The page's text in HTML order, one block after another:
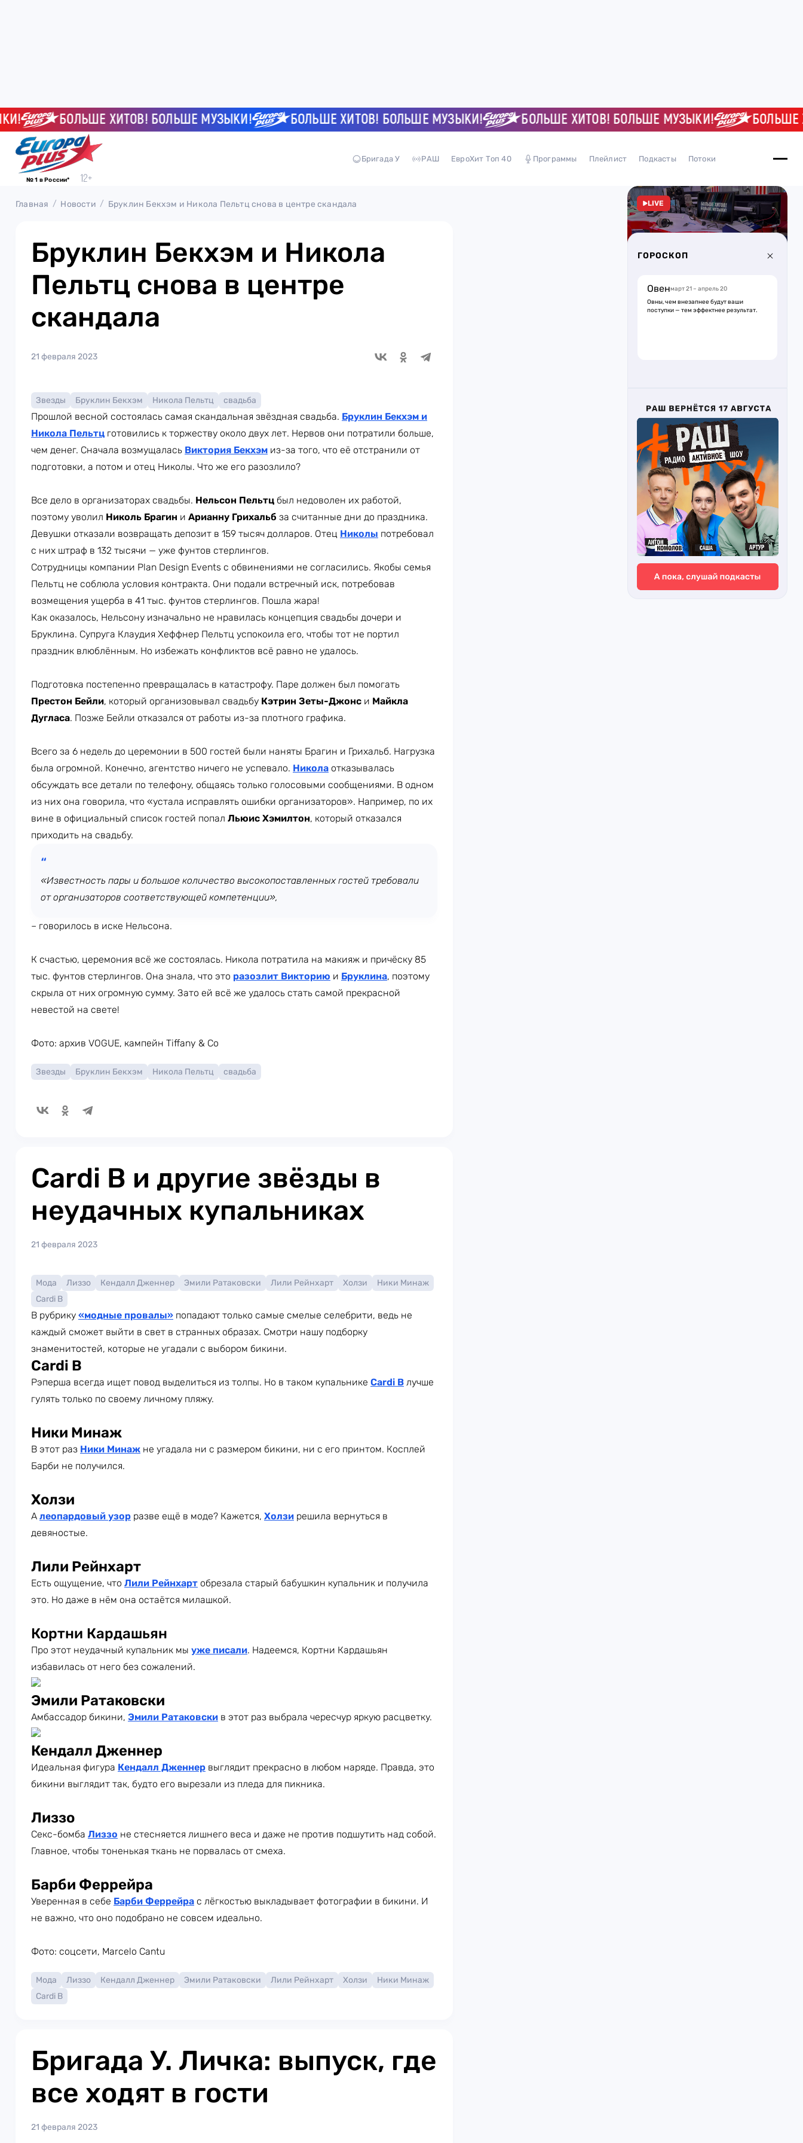
БОЛЬШЕ ХИТОВ! БОЛЬШЕ МУЗЫКИ! БОЛЬШЕ ХИТОВ! БОЛЬШЕ МУЗЫКИ! БОЛЬШЕ ХИТОВ! БОЛЬШЕ МУЗЫКИ! БОЛЬШЕ
№ 1 в России*
Бригада У РАШ ЕвроХит Топ 40 Программы Плейлист Подкасты Потоки
Главная Новости Бруклин Бекхэм и Никола Пельтц снова в центре скандала
Бруклин Бекхэм и Никола
Пельтц снова в центре
скандала
21 февраля 2023
Звезды Бруклин Бекхэм Никола Пельтц свадьба
Прошлой весной состоялась самая скандальная звёздная свадьба. Бруклин Бекхэм и
Никола Пельтц готовились к торжеству около двух лет. Нервов они потратили больше,
чем денег. Сначала возмущалась Виктория Бекхэм из-за того, что её отстранили от
подготовки, а потом и отец Николы. Что же его разозлило?
Все дело в организаторах свадьбы. Нельсон Пельтц был недоволен их работой,
поэтому уволил Николь Брагин и Арианну Грихальб за считанные дни до праздника.
Девушки отказали возвращать депозит в 159 тысяч долларов. Отец Николы потребовал
с них штраф в 132 тысячи — уже фунтов стерлингов.
Сотрудницы компании Plan Design Events с обвинениями не согласились. Якобы семья
Пельтц не соблюла условия контракта. Они подали встречный иск, потребовав
возмещения ущерба в 41 тыс. фунтов стерлингов. Пошла жара!
Как оказалось, Нельсону изначально не нравилась концепция свадьбы дочери и
Бруклина. Супруга Клаудия Хеффнер Пельтц успокоила его, чтобы тот не портил
праздник влюблённым. Но избежать конфликтов всё равно не удалось.
Подготовка постепенно превращалась в катастрофу. Паре должен был помогать
Престон Бейли, который организовывал свадьбу Кэтрин Зеты-Джонс и Майкла
Дугласа. Позже Бейли отказался от работы из-за плотного графика.
Всего за 6 недель до церемонии в 500 гостей были наняты Брагин и Грихальб. Нагрузка
была огромной. Конечно, агентство ничего не успевало. Никола отказывалась
обсуждать все детали по телефону, общаясь только голосовыми сообщениями. В одном
из них она говорила, что «устала исправлять ошибки организаторов». Например, по их
вине в официальный список гостей попал Льюис Хэмилтон, который отказался
приходить на свадьбу.
«Известность пары и большое количество высокопоставленных гостей требовали
от организаторов соответствующей компетенции»,
– говорилось в иске Нельсона.
К счастью, церемония всё же состоялась. Никола потратила на макияж и причёску 85
тыс. фунтов стерлингов. Она знала, что это разозлит Викторию и Бруклина, поэтому
скрыла от них огромную сумму. Зато ей всё же удалось стать самой прекрасной
невестой на свете!
Фото: архив VOGUE, кампейн Tiffany & Co
Звезды Бруклин Бекхэм Никола Пельтц свадьба
Cardi B и другие звёзды в
неудачных купальниках
21 февраля 2023
Мода Лиззо Кендалл Дженнер Эмили Ратаковски Лили Рейнхарт Холзи
Ники Минаж
Cardi B
В рубрику «модные провалы» попадают только самые смелые селебрити, ведь не
каждый сможет выйти в свет в странных образах. Смотри нашу подборку
знаменитостей, которые не угадали с выбором бикини.
Cardi B
Рэперша всегда ищет повод выделиться из толпы. Но в таком купальнике Cardi B лучше
гулять только по своему личному пляжу.
Ники Минаж
В этот раз Ники Минаж не угадала ни с размером бикини, ни с его принтом. Косплей
Барби не получился.
Холзи
А леопардовый узор разве ещё в моде? Кажется, Холзи решила вернуться в
девяностые.
Лили Рейнхарт
Есть ощущение, что Лили Рейнхарт обрезала старый бабушкин купальник и получила
это. Но даже в нём она остаётся милашкой.
Кортни Кардашьян
Про этот неудачный купальник мы уже писали. Надеемся, Кортни Кардашьян
избавилась от него без сожалений.
Эмили Ратаковски
Амбассадор бикини, Эмили Ратаковски в этот раз выбрала чересчур яркую расцветку.
Кендалл Дженнер
Идеальная фигура Кендалл Дженнер выглядит прекрасно в любом наряде. Правда, это
бикини выглядит так, будто его вырезали из пледа для пикника.
Лиззо
Секс-бомба Лиззо не стесняется лишнего веса и даже не против подшутить над собой.
Главное, чтобы тоненькая ткань не порвалась от смеха.
Барби Феррейра
Уверенная в себе Барби Феррейра с лёгкостью выкладывает фотографии в бикини. И
не важно, что оно подобрано не совсем идеально.
Фото: соцсети, Marcelo Cantu
Мода Лиззо Кендалл Дженнер Эмили Ратаковски Лили Рейнхарт Холзи
Ники Минаж
Cardi B
Бригада У. Личка: выпуск, где
все ходят в гости
21 февраля 2023
LIVE
ГОРОСКОП
Овенмарт 21 – апрель 20
Овны, чем внезапнее будут ваши
поступки — тем эффектнее результат.